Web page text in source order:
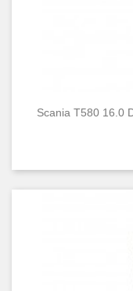
Scania T580 16.0